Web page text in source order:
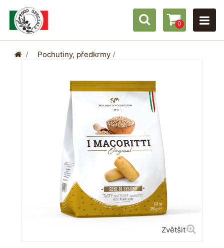
0
> Pochutiny, předkrmy >
Zvětšit